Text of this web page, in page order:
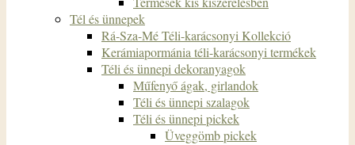
Tél és ünnepek
Rá-Sza-Mé Téli-karácsonyi Kollekció
Kerámiapormánia téli-karácsonyi termékek
Téli és ünnepi dekoranyagok
Műfenyő ágak, girlandok
Téli és ünnepi szalagok
Téli és ünnepi pickek
Üveggömb pickek